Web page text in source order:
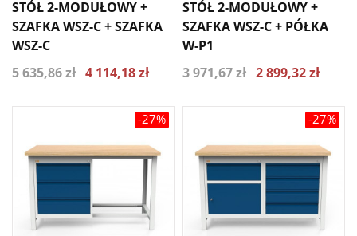
STÓŁ 2-MODUŁOWY +
SZAFKA WSZ-C + SZAFKA
WSZ-C
5 635,86 zł 4 114,18 zł
STÓŁ 2-MODUŁOWY +
SZAFKA WSZ-C + PÓŁKA
W-P1
3 971,67 zł 2 899,32 zł
-27% -27%